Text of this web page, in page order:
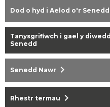
Dod o hyd i Aelod o'r Senedd
Tanysgrifiwch i gael y
Senedd
Senedd Nawr chevron_right
Rhestr termau chevron_right